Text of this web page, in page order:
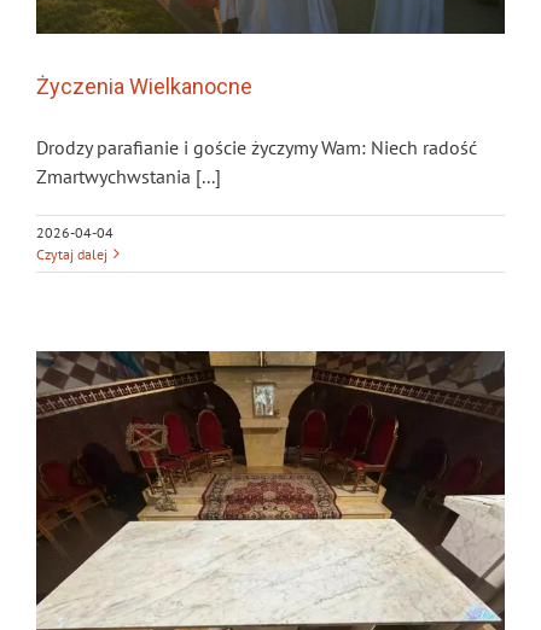
Życzenia Wielkanocne
Drodzy parafianie i goście życzymy Wam: Niech radość
Zmartwychwstania [...]
2026-04-04
Czytaj dalej